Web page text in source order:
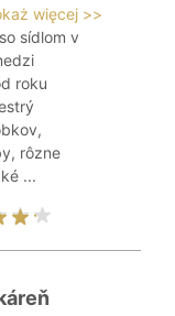
więcej >>
sídlom v
roku
rôzne
...